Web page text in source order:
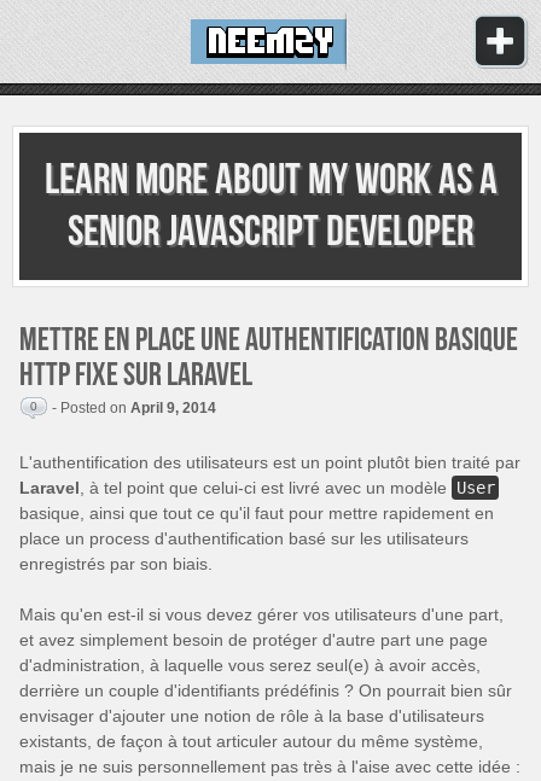
Learn more about my work asa
senior JavaScript developer
Mettre en place une authentification basique
HTTP fixe sur Laravel
0 - Posted on April 9, 2014
L'authentification des utilisateurs est un point plutôt bien traité par
Laravel , à tel point que celui-ci est livré avec un modèle
User
basique, ainsi que tout ce qu'il faut pour mettre rapidement en
place un process d'authentification basé sur les utilisateurs
enregistrés par son biais.
Mais qu'en est-il si vous devez gérer vos utilisateurs d'une part,
et avez simplement besoin de protéger d'autre part une page
d'administration, à laquelle vous serez seul(e) à avoir accès,
derrière un couple d'identifiants prédéfinis ? On pourrait bien sûr
envisager d'ajouter une notion de rôle à la base d'utilisateurs
existants, de façon à tout articuler autour du même système,
mais je ne suis personnellement pas très à l'aise avec cette idée :